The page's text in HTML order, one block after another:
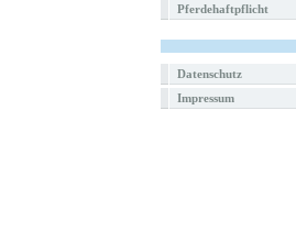
Pferdehaftpflicht
Datenschutz
Impressum